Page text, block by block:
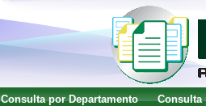
Consulta por Departamento Consulta